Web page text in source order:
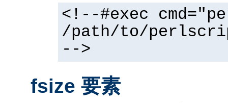
<!--#exec
/path/to/
-->
fsize 要素